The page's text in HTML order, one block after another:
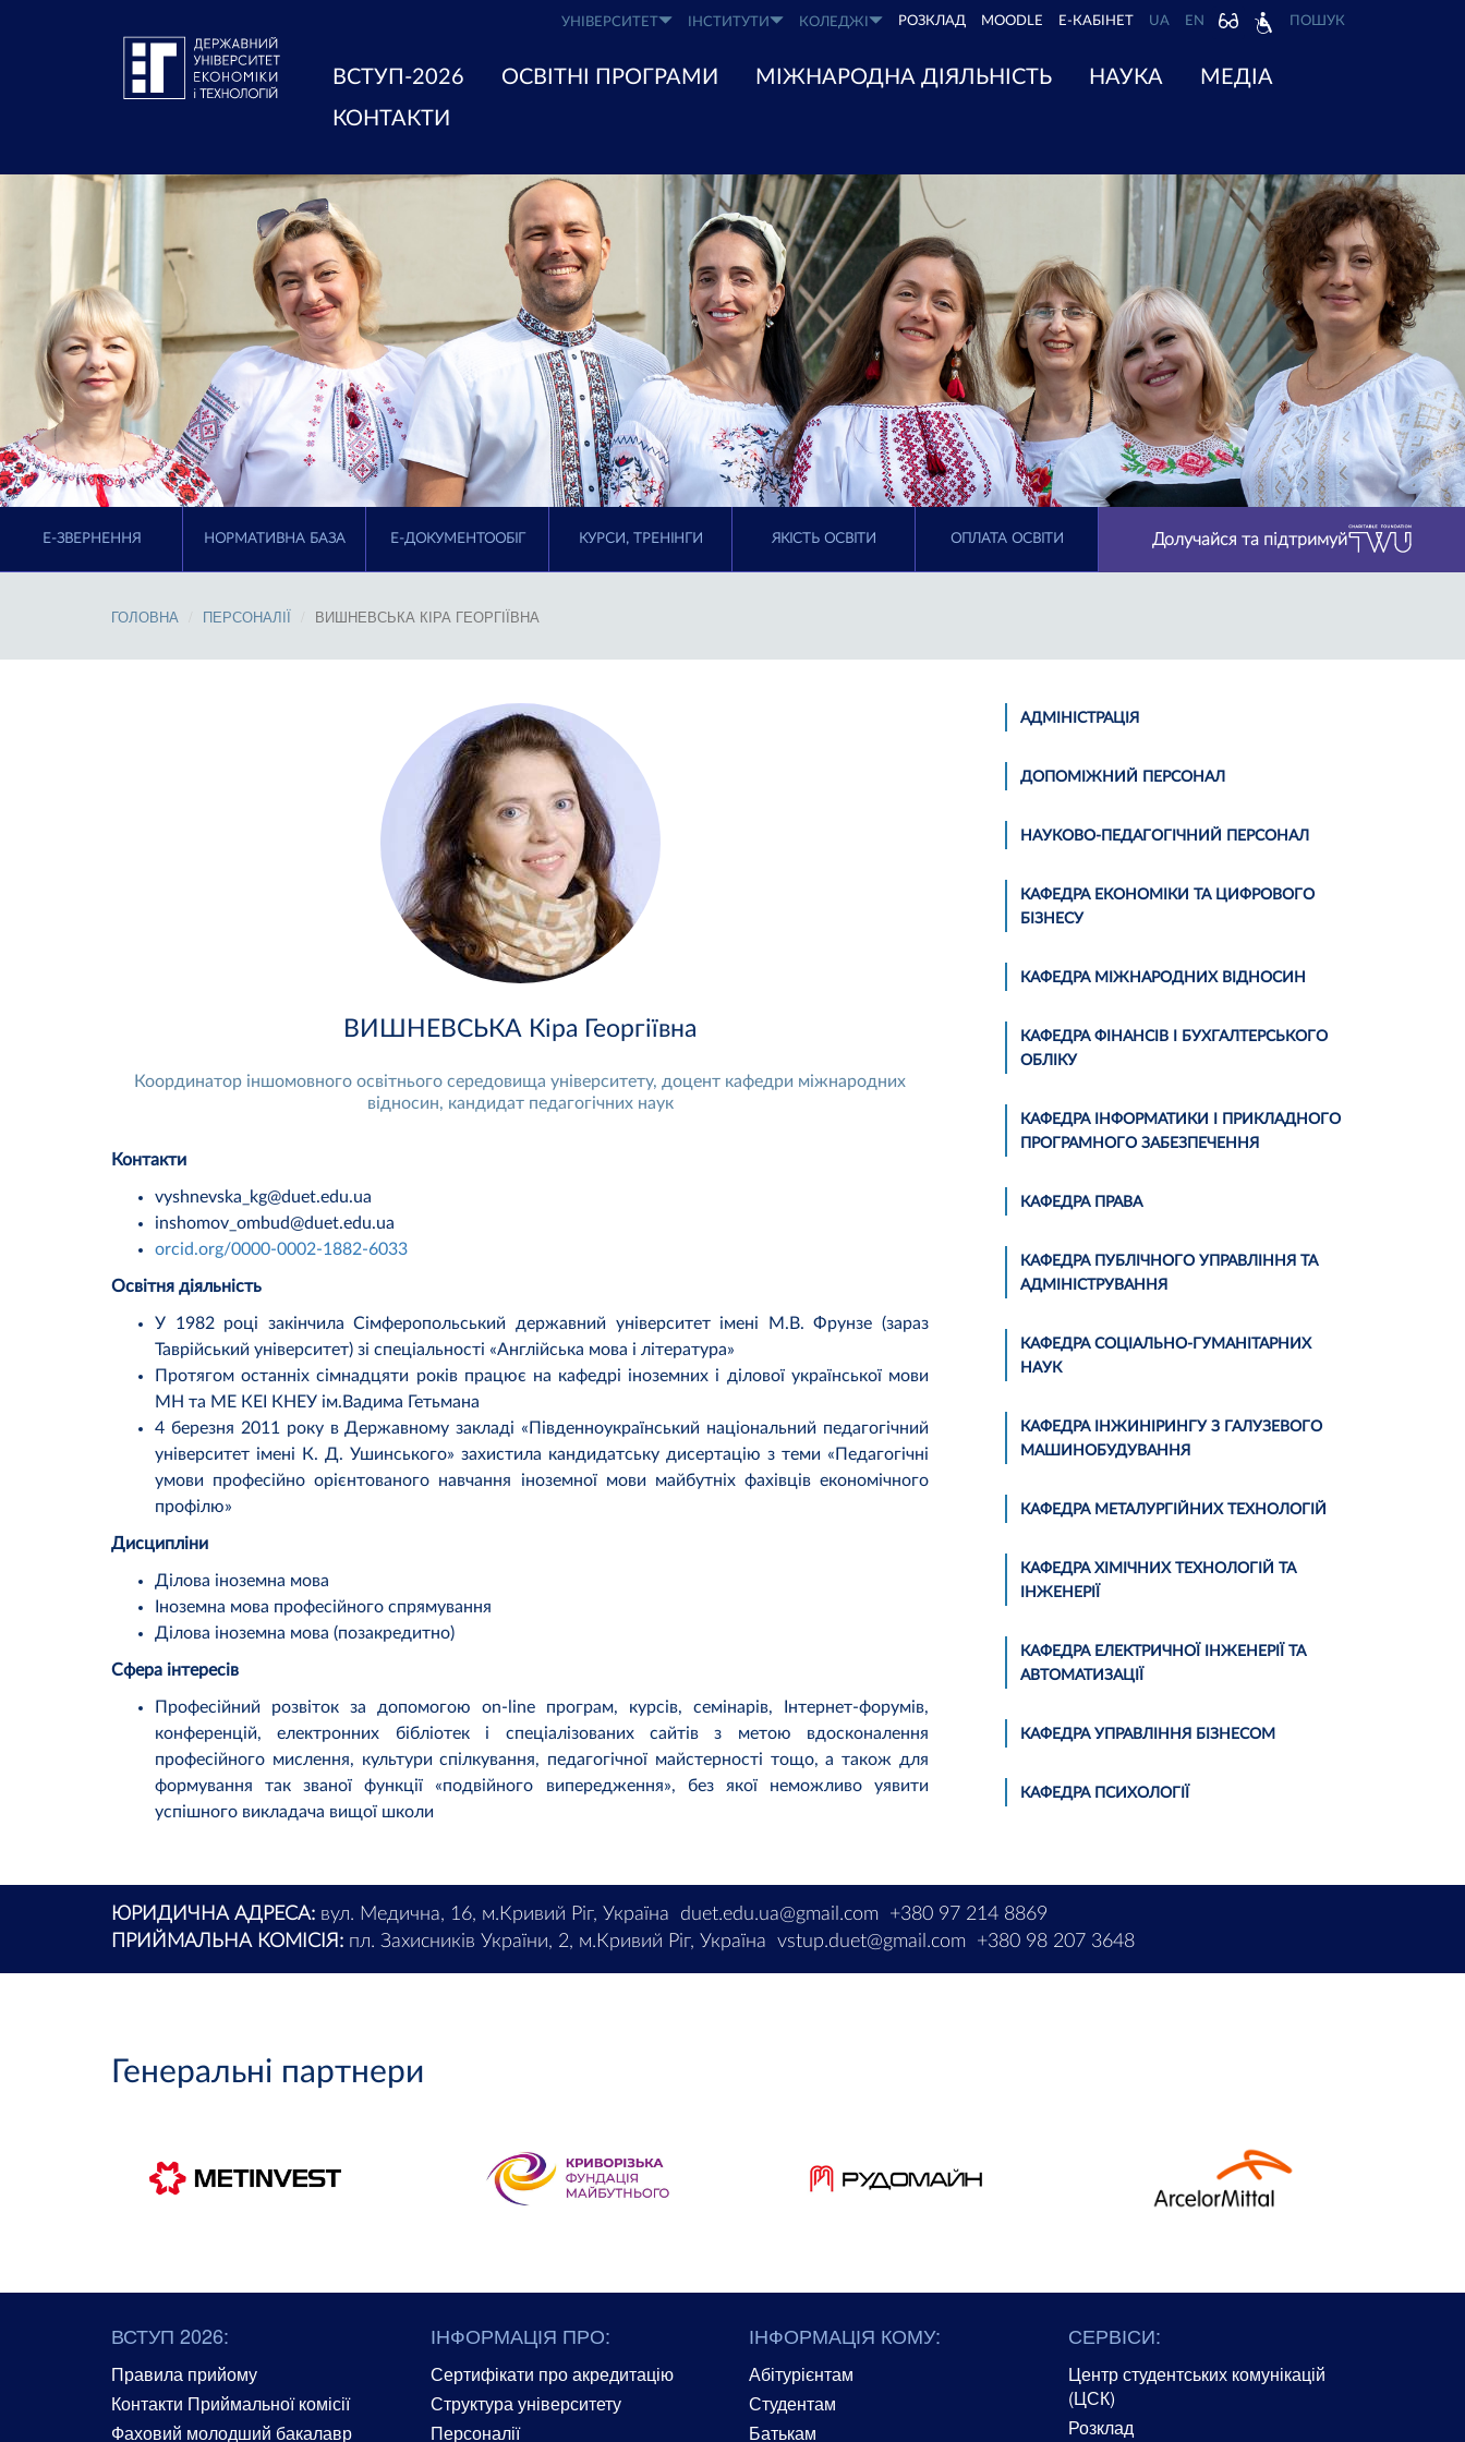
УНІВЕРСИТЕТ ІНСТИТУТИ КОЛЕДЖІ РОЗКЛАД MOODLE Е-КАБІНЕТ UA EN ПОШУК
ВСТУП-2026 ОСВІТНІ ПРОГРАМИ МІЖНАРОДНА ДІЯЛЬНІСТЬ НАУКА
МЕДІА
КОНТАКТИ
E-ЗВЕРНЕННЯ НОРМАТИВНА БАЗА Е-ДОКУМЕНТООБІГ КУРСИ, ТРЕНІНГИ ЯКІСТЬ ОСВІТИ ОПЛАТА ОСВІТИ Долучайся та підтримуй
ГОЛОВНА ПЕРСОНАЛІЇ ВИШНЕВСЬКА КІРА ГЕОРГІЇВНА
ВИШНЕВСЬКА Кіра Георгіївна
Координатор іншомовного освітнього середовища університету, доцент кафедри міжнародних
відносин, кандидат педагогічних наук
Контакти
vyshnevska_kg@duet.edu.ua
inshomov_ombud@duet.edu.ua
orcid.org/0000-0002-1882-6033
Освітня діяльність
У 1982 році закінчила Сімферопольський державний університет імені М.В. Фрунзе (зараз
Таврійський університет) зі спеціальності «Англійська мова і література»
Протягом останніх сімнадцяти років працює на кафедрі іноземних і ділової української мови
МН та МЕ КЕІ КНЕУ ім.Вадима Гетьмана
4 березня 2011 року в Державному закладі «Південноукраїнський національний педагогічний
університет імені К. Д. Ушинського» захистила кандидатську дисертацію з теми «Педагогічні
умови професійно орієнтованого навчання іноземної мови майбутніх фахівців економічного
профілю»
Дисципліни
Ділова іноземна мова
Іноземна мова професійного спрямування
Ділова іноземна мова (позакредитно)
Сфера інтересів
Професійний розвіток за допомогою on-line програм, курсів, семінарів, Інтернет-форумів,
конференцій, електронних бібліотек і спеціалізованих сайтів з метою вдосконалення
професійного мислення, культури спілкування, педагогічної майстерності тощо, а також для
формування так званої функції «подвійного випередження», без якої неможливо уявити
успішного викладача вищої школи
АДМІНІСТРАЦІЯ
ДОПОМІЖНИЙ ПЕРСОНАЛ
НАУКОВО-ПЕДАГОГІЧНИЙ ПЕРСОНАЛ
КАФЕДРА ЕКОНОМІКИ ТА ЦИФРОВОГО
БІЗНЕСУ
КАФЕДРА МІЖНАРОДНИХ ВІДНОСИН
КАФЕДРА ФІНАНСІВ І БУХГАЛТЕРСЬКОГО
ОБЛІКУ
КАФЕДРА ІНФОРМАТИКИ І ПРИКЛАДНОГО
ПРОГРАМНОГО ЗАБЕЗПЕЧЕННЯ
КАФЕДРА ПРАВА
КАФЕДРА ПУБЛІЧНОГО УПРАВЛІННЯ ТА
АДМІНІСТРУВАННЯ
КАФЕДРА СОЦІАЛЬНО-ГУМАНІТАРНИХ
НАУК
КАФЕДРА ІНЖИНІРИНГУ З ГАЛУЗЕВОГО
МАШИНОБУДУВАННЯ
КАФЕДРА МЕТАЛУРГІЙНИХ ТЕХНОЛОГІЙ
КАФЕДРА ХІМІЧНИХ ТЕХНОЛОГІЙ ТА
ІНЖЕНЕРІЇ
КАФЕДРА ЕЛЕКТРИЧНОЇ ІНЖЕНЕРІЇ ТА
АВТОМАТИЗАЦІЇ
КАФЕДРА УПРАВЛІННЯ БІЗНЕСОМ
КАФЕДРА ПСИХОЛОГІЇ
ЮРИДИЧНА АДРЕСА: вул. Медична, 16, м.Кривий Ріг, Україна duet.edu.ua@gmail.com
+380 97 214 8869
ПРИЙМАЛЬНА КОМІСІЯ: пл. Захисників України, 2, м.Кривий Ріг, Україна vstup.duet@gmail.com +380 98 207 3648
Генеральні партнери
ВСТУП 2026:
Правила прийому
Контакти Приймальної комісії
Фаховий молодший бакалавр
ІНФОРМАЦІЯ ПРО:
Сертифікати про акредитацію
Структура університету
Персоналії
ІНФОРМАЦІЯ КОМУ:
Абітурієнтам
Студентам
Батькам
СЕРВІСИ:
Центр студентських комунікацій
(ЦСК)
Розклад